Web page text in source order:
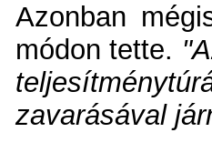
Azonban
módon tette.
zavarásával